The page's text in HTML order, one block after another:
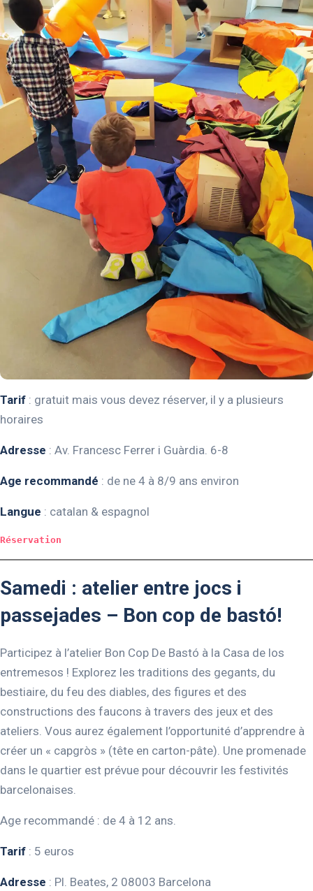
Tarif : gratuit mais vous devez réserver, il y a plusieurs
horaires
Adresse : Av. Francesc Ferrer i Guàrdia. 6-8
Age recommandé : de ne 4 à 8/9 ans environ
Langue : catalan & espagnol
Réservation
Samedi : atelier entre jocs i
passejades – Bon cop de bastó!
Participez à l’atelier Bon Cop De Bastó à la Casa de los
entremesos ! Explorez les traditions des gegants, du
bestiaire, du feu des diables, des figures et des
constructions des faucons à travers des jeux et des
ateliers. Vous aurez également l’opportunité d’apprendre à
créer un « capgròs » (tête en carton-pâte). Une promenade
dans le quartier est prévue pour découvrir les festivités
barcelonaises.
Age recommandé : de 4 à 12 ans.
Tarif : 5 euros
Adresse : Pl. Beates, 2 08003 Barcelona